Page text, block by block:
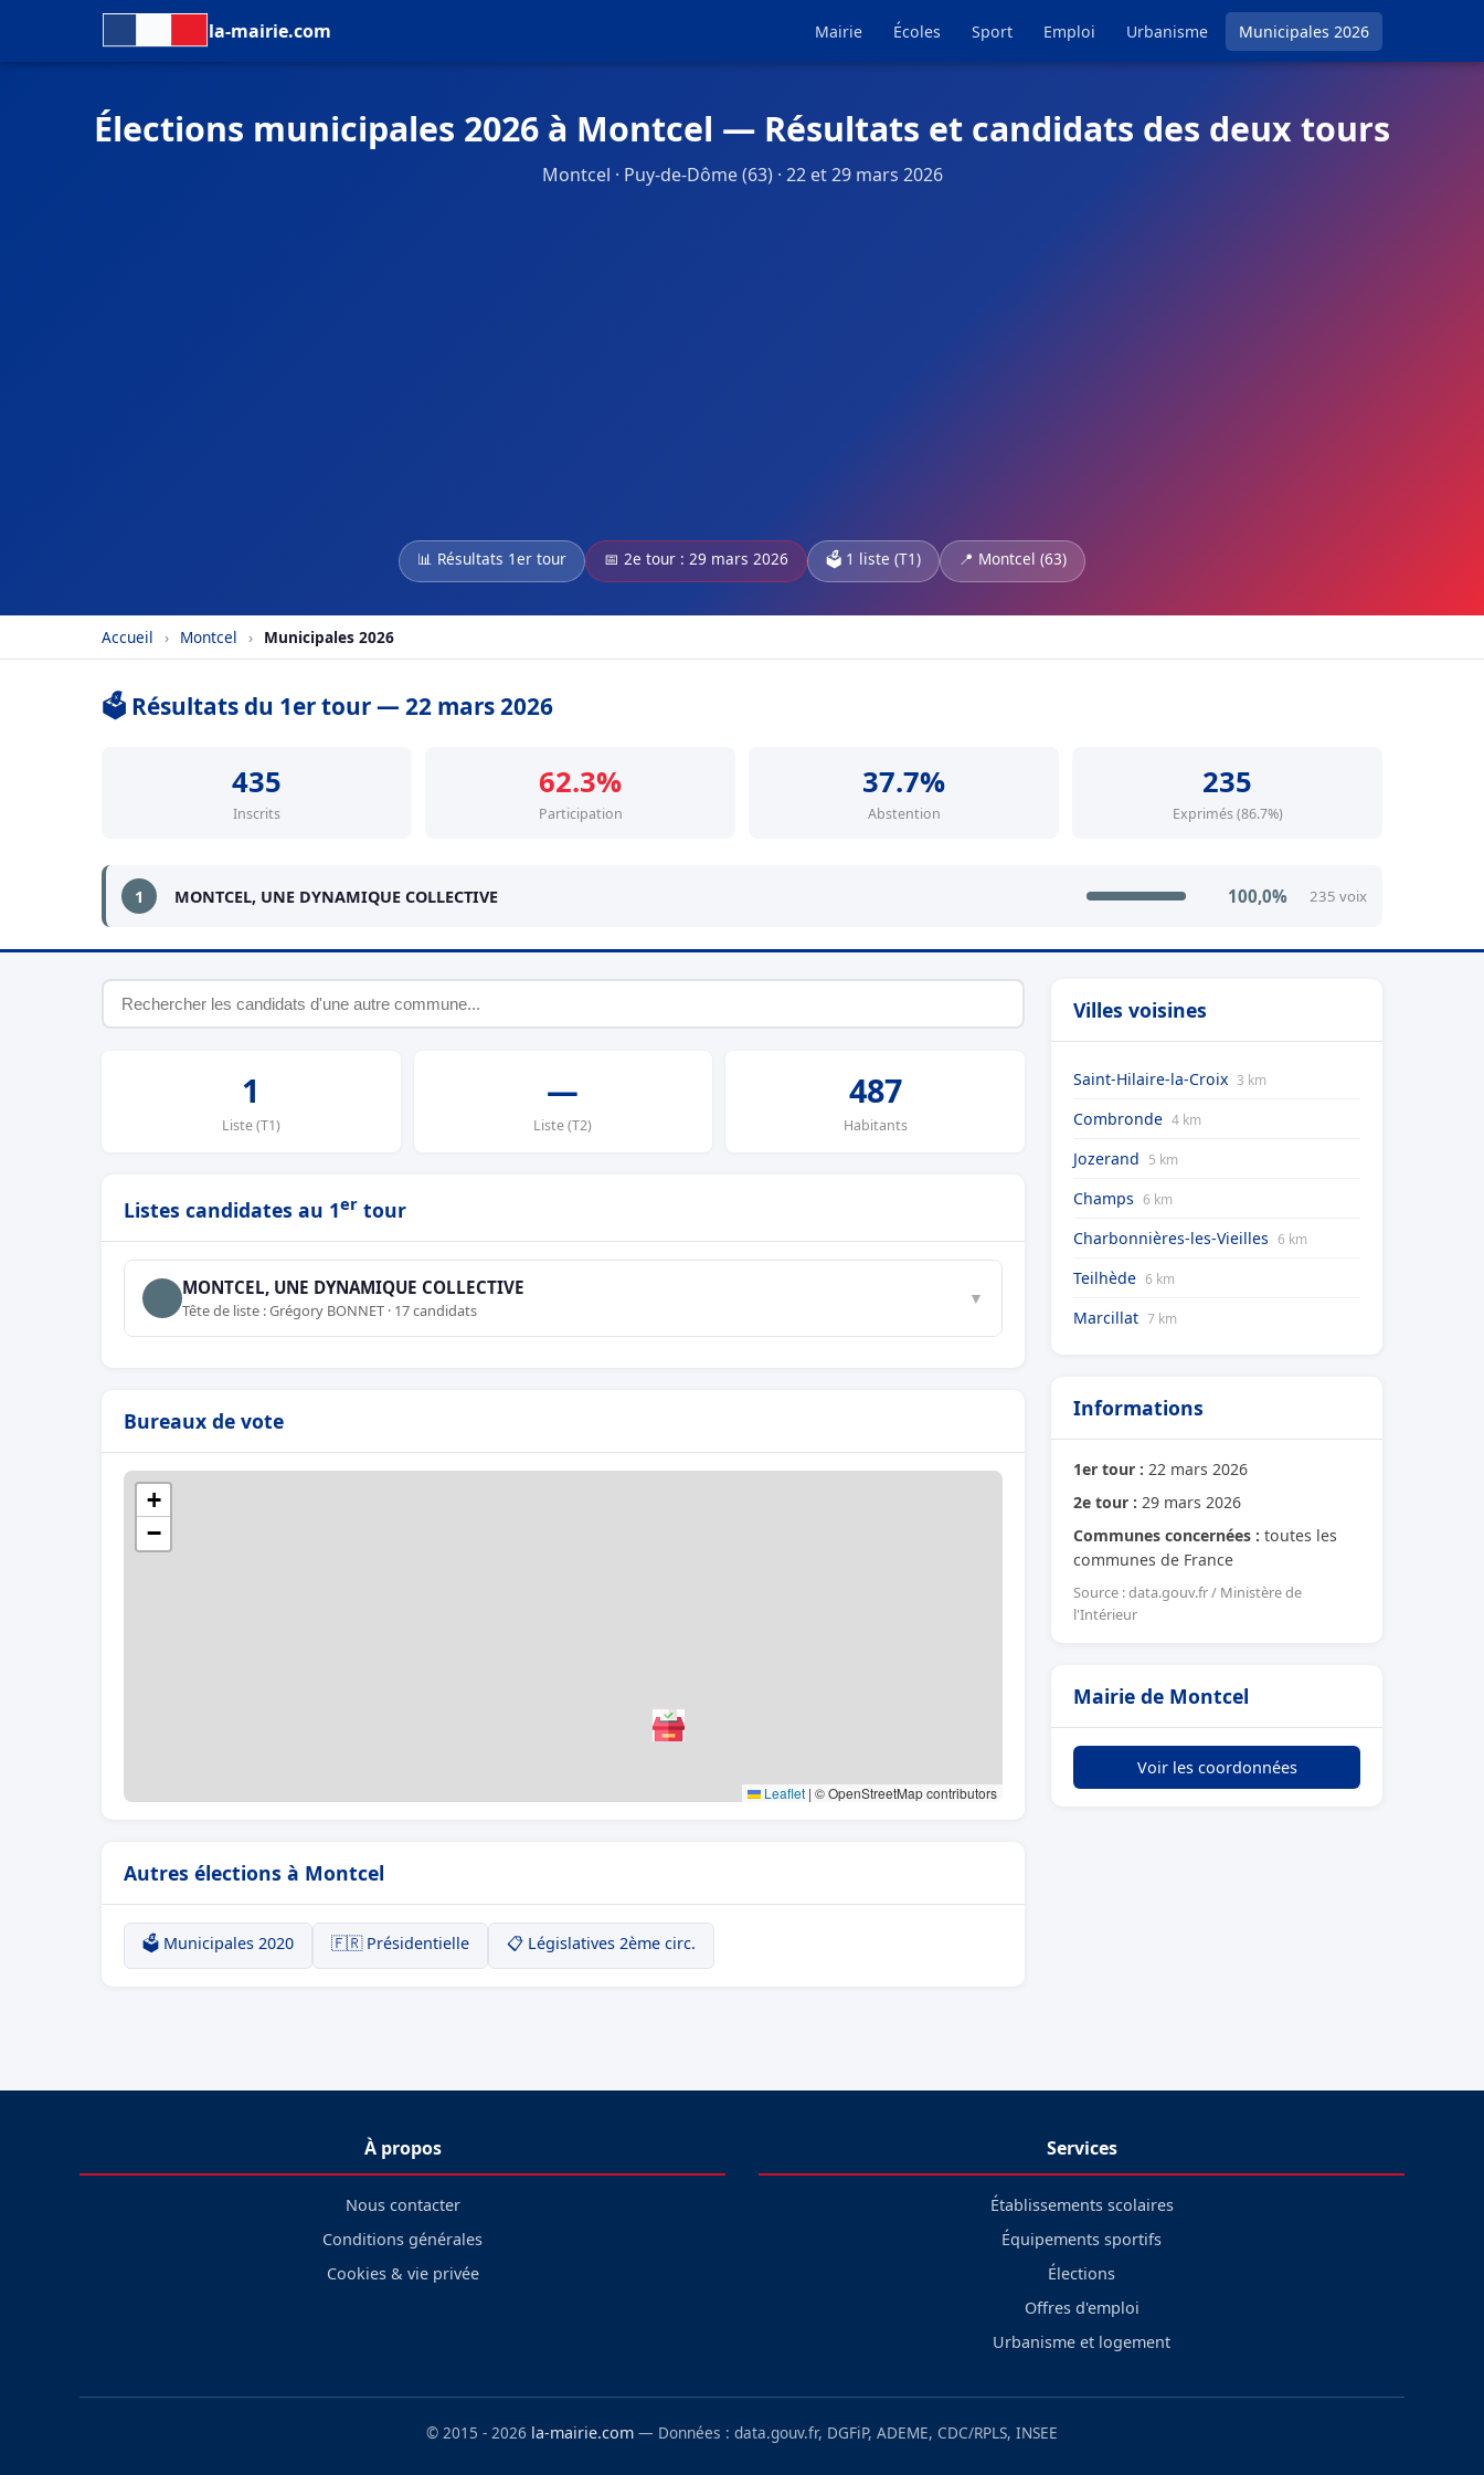
la-mairie.com Mairie Écoles Sport Emploi Urbanisme Municipales 2026
Élections municipales 2026 à Montcel — Résultats et candidats des deux tours
Montcel · Puy-de-Dôme (63) · 22 et 29 mars 2026
📊 Résultats 1er tour 📅 2e tour : 29 mars 2026 🗳️ 1 liste (T1) 📍 Montcel (63)
Accueil › Montcel › Municipales 2026
🗳️ Résultats du 1er tour — 22 mars 2026
435
Inscrits
62.3%
Participation
37.7%
Abstention
235
Exprimés (86.7%)
1 MONTCEL, UNE DYNAMIQUE COLLECTIVE 100,0% 235 voix
1
Liste (T1)
—
Liste (T2)
487
Habitants
Listes candidates au 1er tour
MONTCEL, UNE DYNAMIQUE COLLECTIVE
Tête de liste : Grégory BONNET · 17 candidats
▼
Bureaux de vote
+
−
Leaflet | © OpenStreetMap contributors
Autres élections à Montcel
🗳️ Municipales 2020 🇫🇷 Présidentielle 📋 Législatives 2ème circ.
Villes voisines
Saint-Hilaire-la-Croix 3 km
Combronde 4 km
Jozerand 5 km
Champs 6 km
Charbonnières-les-Vieilles 6 km
Teilhède 6 km
Marcillat 7 km
Informations
1er tour : 22 mars 2026
2e tour : 29 mars 2026
Communes concernées : toutes les
communes de France
Source : data.gouv.fr / Ministère de
l'Intérieur
Mairie de Montcel
Voir les coordonnées
À propos
Nous contacter
Conditions générales
Cookies & vie privée
Services
Établissements scolaires
Équipements sportifs
Élections
Offres d'emploi
Urbanisme et logement
© 2015 - 2026 la-mairie.com — Données : data.gouv.fr, DGFiP, ADEME, CDC/RPLS, INSEE